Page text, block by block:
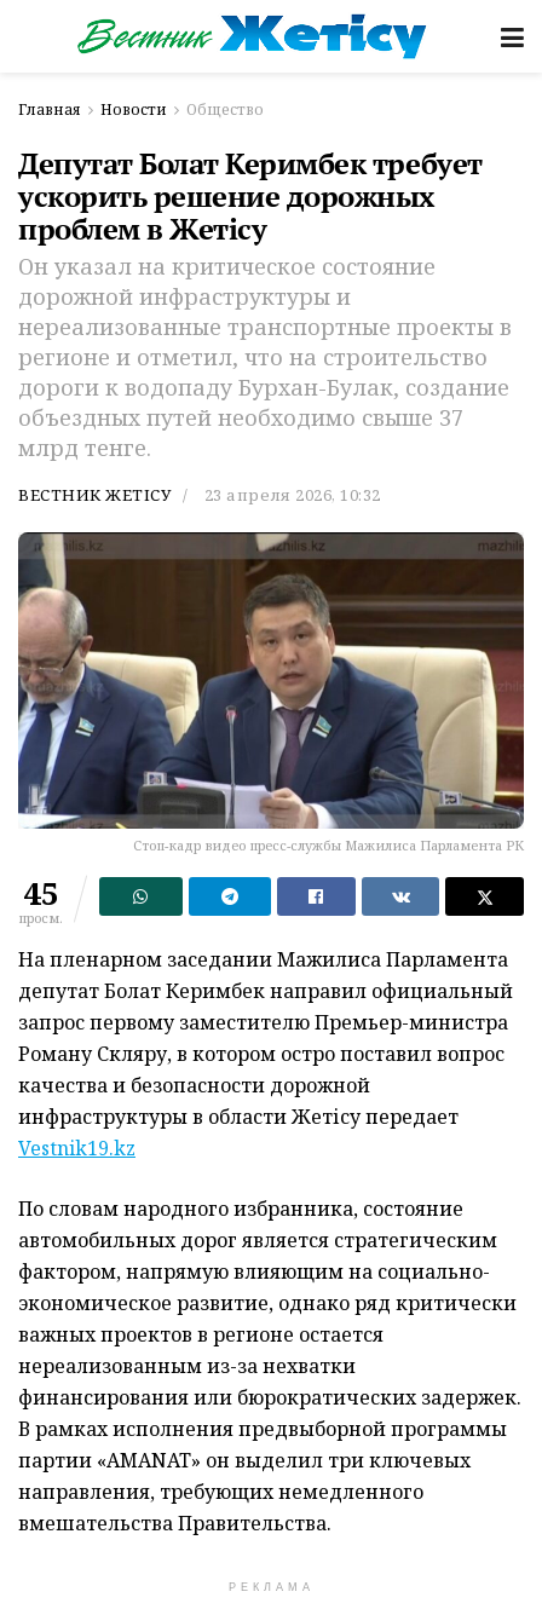
Главная Новости Общество
Депутат Болат Керимбек требует
ускорить решение дорожных
проблем в Жетісу
Он указал на критическое состояние
дорожной инфраструктуры и
нереализованные транспортные проекты в
регионе и отметил, что на строительство
дороги к водопаду Бурхан-Булак, создание
объездных путей необходимо свыше 37
млрд тенге.
ВЕСТНИК ЖЕТІСУ 23 апреля 2026, 10:32
Стоп-кадр видео пресс-службы Мажилиса Парламента РК
45
просм.
На пленарном заседании Мажилиса Парламента
депутат Болат Керимбек направил официальный
запрос первому заместителю Премьер-министра
Роману Скляру, в котором остро поставил вопрос
качества и безопасности дорожной
инфраструктуры в области Жетісу передает
Vestnik19.kz
По словам народного избранника, состояние
автомобильных дорог является стратегическим
фактором, напрямую влияющим на социально-
экономическое развитие, однако ряд критически
важных проектов в регионе остается
нереализованным из-за нехватки
финансирования или бюрократических задержек.
В рамках исполнения предвыборной программы
партии «AMANAT» он выделил три ключевых
направления, требующих немедленного
вмешательства Правительства.
РЕКЛАМА